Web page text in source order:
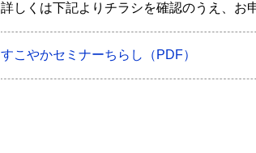
詳しくは下記よりチラシを確認のうえ、お
すこやかセミナーちらし（PDF）